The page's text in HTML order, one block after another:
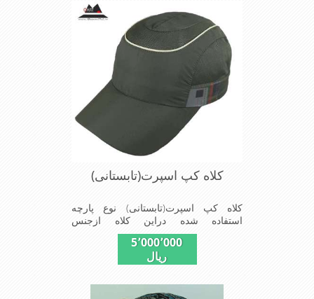
شود شیک و مناسب افراد خوش پوش
جنس عالی ,دوخت مناسب , سبکی, خوش
فرمی از دیگر خصوصیات این کلاه می
باشندmade in China
کلاه کپ اسپرت(تابستانی)
کلاه کپ اسپرت(تابستانی) نوع پارچه
استفاده شده دراین کلاه ازجنس
پلیستراست ونقاب که مناسب این شکل
ازکلاه است ودوقسمت پهلوی این کلاه
(ترک های پهلوی)بخاطرحرکت
کمتری درروزهای گرم سال روی سرحس
شود شیک و مناسب افراد خوش پوش
5٬000٬000
ریال